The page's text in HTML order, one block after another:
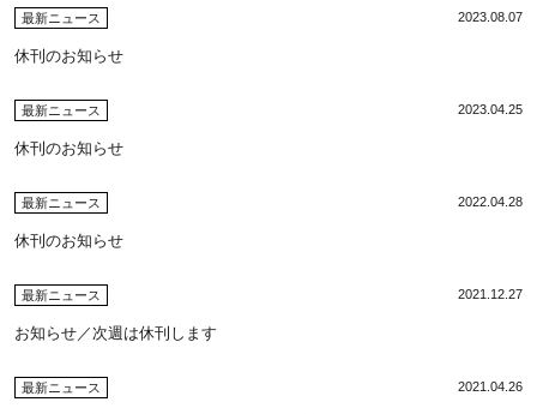
最新ニュース 2023.08.07
休刊のお知らせ
最新ニュース 2023.04.25
休刊のお知らせ
最新ニュース 2022.04.28
休刊のお知らせ
最新ニュース 2021.12.27
お知らせ／次週は休刊します
最新ニュース 2021.04.26